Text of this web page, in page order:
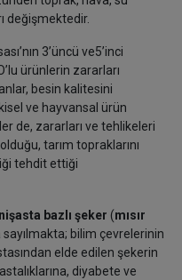
değişmektedir.
3’üncü ve5’inci
ürünlerin zararları
besin kalitesini
ve hayvansal ürün
de, zararları ve tehlikeleri
tarım topraklarını
tehdit ettiği
nişasta bazlı şeker (mısır
bilim çevrelerinin
elde edilen şekerin
diyabete ve